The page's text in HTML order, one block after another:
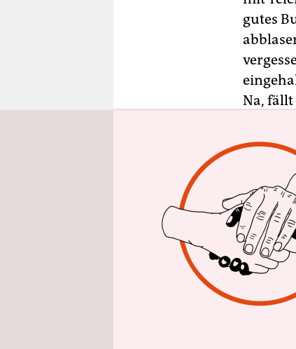
gutes
Na, fällt
Habe
sofort
keinen?
Kinder
ja